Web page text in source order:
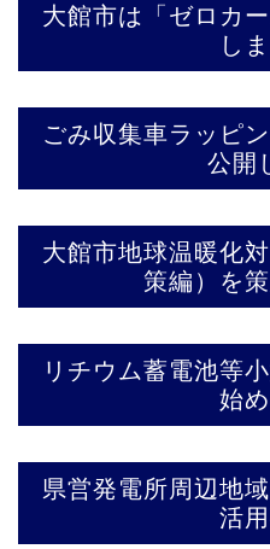
大館市は「ゼロカ
し
ごみ収集車ラッピ
公開
大館市地球温暖化
策編）を
リチウム蓄電池等
始
県営発電所周辺地
活